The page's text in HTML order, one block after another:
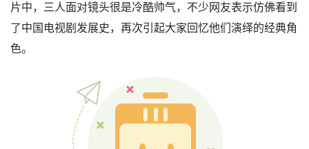
片中，三人面对镜头很是冷酷帅气，不少网友表示仿佛看到
了中国电视剧发展史，再次引起大家回忆他们演绎的经典角
色。